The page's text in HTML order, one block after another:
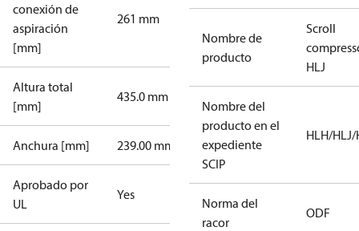
conexión de
aspiración
[mm]
261 mm
Altura total
[mm]
435.0 mm
Anchura [mm] 239.00 mm
Aprobado por
UL
Yes
Nombre de
producto
Scroll
HLJ
Nombre del
producto en el
expediente
SCIP
HLH/
Norma del
racor
ODF